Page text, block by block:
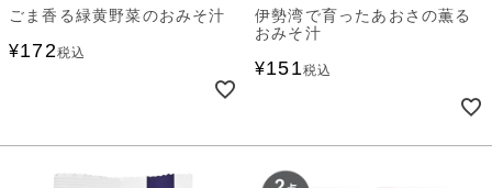
ごま香る緑黄野菜のおみそ汁
¥172税込
伊勢湾で育ったあおさの薫る
おみそ汁
¥151税込